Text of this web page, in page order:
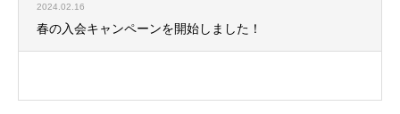
2024.02.16
春の入会キャンペーンを開始しました！